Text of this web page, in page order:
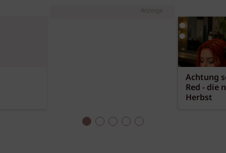
Anzeige
Achtung
Red - die
Herbst